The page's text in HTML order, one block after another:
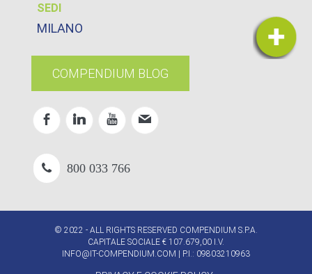
SEDI
MILANO
COMPENDIUM BLOG
800 033 766
© 2022 - ALL RIGHTS RESERVED COMPENDIUM S.P.A.
CAPITALE SOCIALE € 107.679,00 I.V.
INFO@IT-COMPENDIUM.COM | P.I.: 09803210963